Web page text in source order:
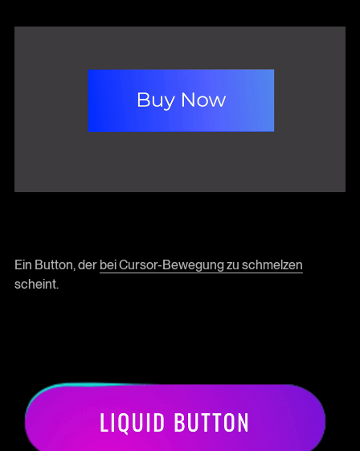
Ein Button, der bei Cursor-Bewegung zu schmelzen
scheint.